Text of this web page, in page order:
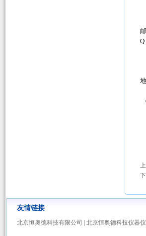
友情链接
北京恒奥德科技有限公司 北京恒奥德科技仪器